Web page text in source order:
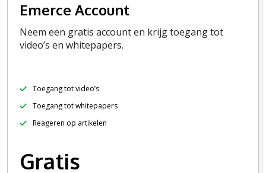
Emerce Account
Neem een gratis account en krijg toegang tot
video’s en whitepapers.
Toegang tot video’s
Toegang tot whitepapers
Reageren op artikelen
Gratis